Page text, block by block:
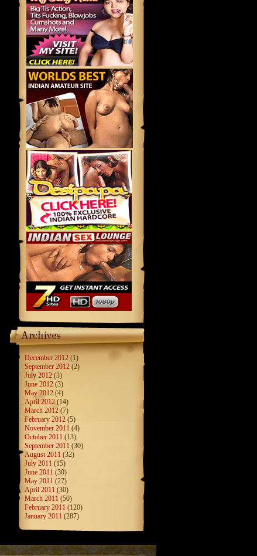
December 2012 (1)
September 2012 (2)
July 2012 (3)
June 2012 (3)
May 2012 (4)
April 2012 (14)
March 2012 (7)
February 2012 (5)
November 2011 (4)
October 2011 (13)
September 2011 (30)
August 2011 (32)
July 2011 (15)
June 2011 (30)
May 2011 (27)
April 2011 (30)
March 2011 (50)
February 2011 (120)
January 2011 (287)